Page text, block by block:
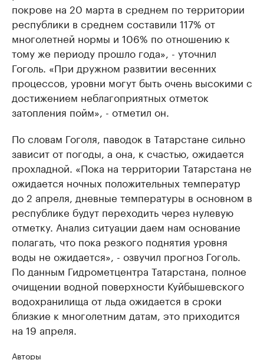
покрове на 20 марта в среднем по территории
республики в среднем составили 117% от
многолетней нормы и 106% по отношению к
тому же периоду прошло года», - уточнил
Гоголь. «При дружном развитии весенних
процессов, уровни могут быть очень высокими с
достижением неблагоприятных отметок
затопления пойм», - отметил он.
По словам Гоголя, паводок в Татарстане сильно
зависит от погоды, а она, к счастью, ожидается
прохладной. «Пока на территории Татарстана не
ожидается ночных положительных температур
до 2 апреля, дневные температуры в основном в
республике будут переходить через нулевую
отметку. Анализ ситуации даем нам основание
полагать, что пока резкого поднятия уровня
воды не ожидается», - озвучил прогноз Гоголь.
По данным Гидрометцентра Татарстана, полное
очищении водной поверхности Куйбышевского
водохранилища от льда ожидается в сроки
близкие к многолетним датам, это приходится
на 19 апреля.
Авторы